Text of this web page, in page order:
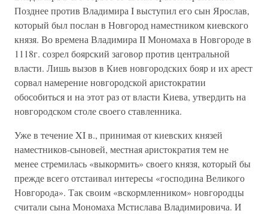
Позднее против Владимира I выступил его сын Ярослав,
который был послан в Новгород наместником киевского
князя. Во времена Владимира II Мономаха в Новгороде в
1118г. созрел боярский заговор против центральной
власти. Лишь вызов в Киев новгородских бояр и их арест
сорвал намерение новгородской аристократии
обособиться и на этот раз от власти Киева, утвердить на
новгородском столе своего ставленника.
Уже в течение XI в., принимая от киевских князей
наместников-сыновей, местная аристократия тем не
менее стремилась «выкормить» своего князя, который бы
прежде всего отстаивал интересы «господина Великого
Новгорода». Так своим «вскормленником» новгородцы
считали сына Мономаха Мстислава Владимировича. И